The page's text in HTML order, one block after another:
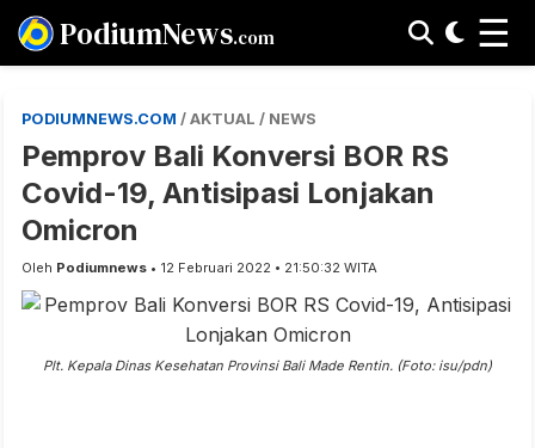
PodiumNews.com ☰
PODIUMNEWS.COM / AKTUAL / NEWS
Pemprov Bali Konversi BOR RS
Covid-19, Antisipasi Lonjakan
Omicron
Oleh Podiumnews • 12 Februari 2022 • 21:50:32 WITA
Plt. Kepala Dinas Kesehatan Provinsi Bali Made Rentin. (Foto: isu/pdn)